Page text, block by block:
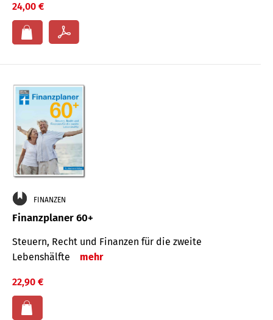
24,00 €
FINANZEN
Finanzplaner 60+
Steuern, Recht und Finanzen für die zweite
Lebenshälfte
mehr
22,90 €